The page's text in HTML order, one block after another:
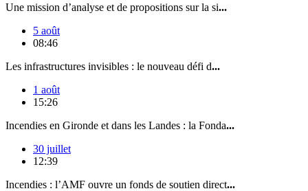
Une mission d’analyse et de propositions sur la si...
5 août
08:46
Les infrastructures invisibles : le nouveau défi d...
1 août
15:26
Incendies en Gironde et dans les Landes : la Fonda...
30 juillet
12:39
Incendies : l’AMF ouvre un fonds de soutien direct...